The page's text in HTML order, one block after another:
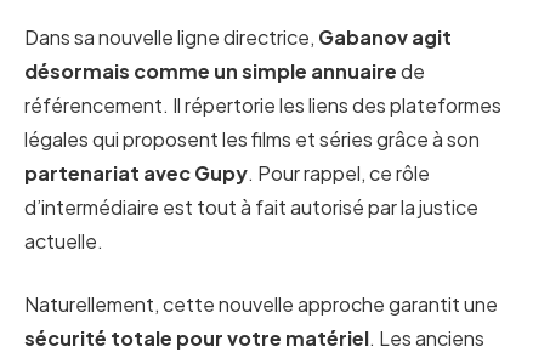
Dans sa nouvelle ligne directrice, Gabanov agit
désormais comme un simple annuairede
référencement. Il répertorie les liens des plateformes
légales qui proposent les films et séries grâce à son
partenariat avec Gupy. Pour rappel, ce rôle
d’intermédiaire est tout à fait autorisé par la justice
actuelle.
Naturellement, cette nouvelle approche garantit une
sécurité totale pour votre matériel. Les anciens